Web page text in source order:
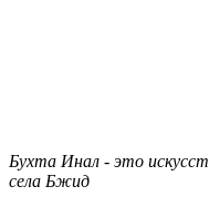
Бухта Инал - это
села Бжид